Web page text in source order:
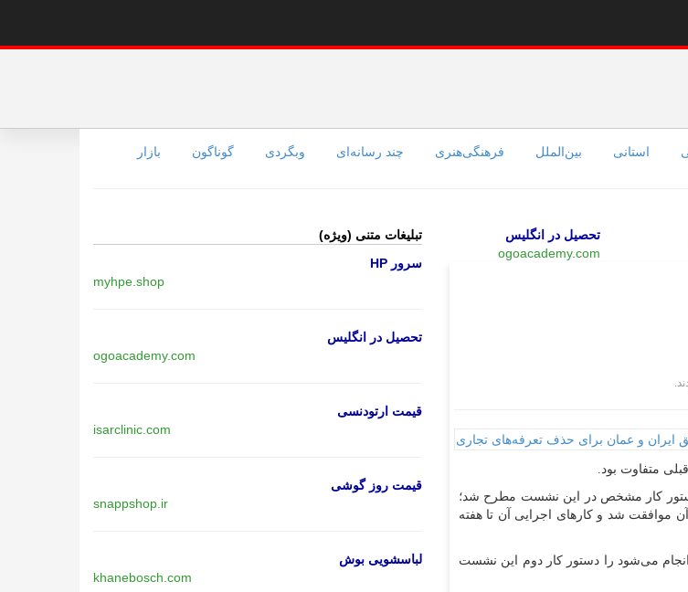
استانی بین‌الملل فرهنگی‌هنری چند رسانه‌ای وبگردی گوناگون بازار
تحصیل در انگلیس
ogoacademy.com
با اشاره به امضای تفاهم نامه مشترک بین ایران و عمان، گفت: ۳ دستور کار مشخص در این نشست مطرح شد؛
موافقت شد و کار‌های اجرایی آن تا هفته
می‌شود را دستور کار دوم این نشست
تبلیغات متنی (ویژه)
سرور HP
myhpe.shop
تحصیل در انگلیس
ogoacademy.com
قیمت ارتودنسی
isarclinic.com
قیمت روز گوشی
snappshop.ir
لباسشویی بوش
khanebosch.com